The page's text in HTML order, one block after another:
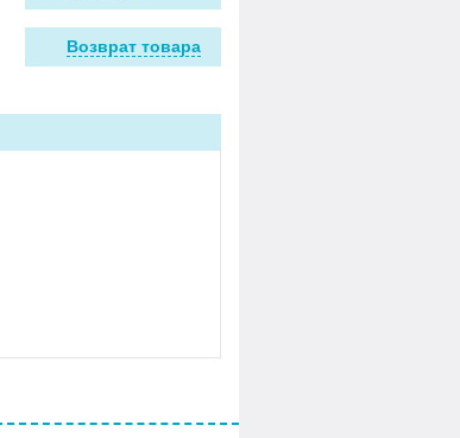
Возврат товара